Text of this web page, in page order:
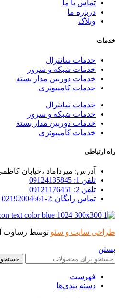
تماس با ما
درباره ما
وبلاگ
خدمات
خدمات سانترال
خدمات شبکه و سرور
خدمات دوربین مدار بسته
خدمات کامپیوتری
خدمات سانترال
خدمات شبکه و سرور
خدمات دوربین مدار بسته
خدمات کامپیوتری
راه ارتباطی
آدرس: میرداماد ،خیابان
تلفن 1: 09124135845
تلفن 2: 09121176451
تماس رایگان :2-02192004661
طراحی سایت و سئو توسط رساوب
بستن
جستجو
فهرست
دسته بندی‌ها